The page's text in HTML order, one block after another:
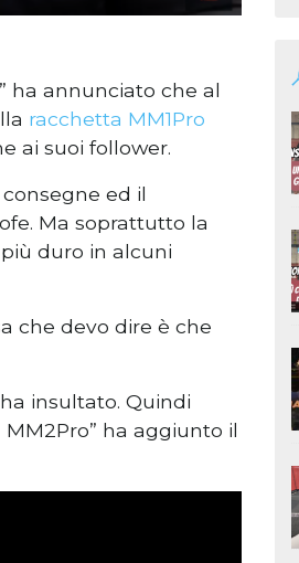
ha annunciato che al
racchetta MM1Pro
ai suoi follower.
ed il
Ma soprattutto la
duro in alcuni
che devo dire è che
insultato. Quindi
ha aggiunto il